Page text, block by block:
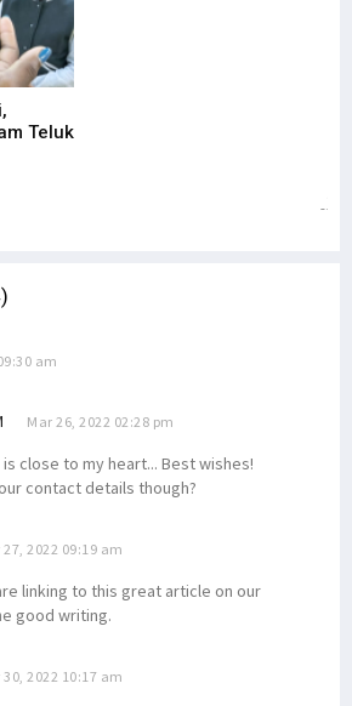
Teluk
am
Mar 26, 2022 02:28 pm
close to my heart... Best wishes!
contact details though?
27, 2022 09:19 am
linking to this great article on our
good writing.
30, 2022 10:17 am